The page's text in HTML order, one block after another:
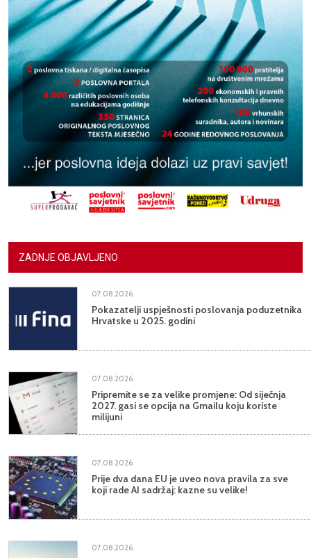
ZADNJE OBJAVLJENO
07.08.2026.
Pokazatelji uspješnosti poslovanja poduzetnika
Hrvatske u 2025. godini
07.08.2026.
Pripremite se za velike promjene: Od siječnja
2027. gasi se opcija na Gmailu koju koriste
milijuni
07.08.2026.
Prije dva dana EU je uveo nova pravila za sve
koji rade AI sadržaj: kazne su velike!
07.08.2026.